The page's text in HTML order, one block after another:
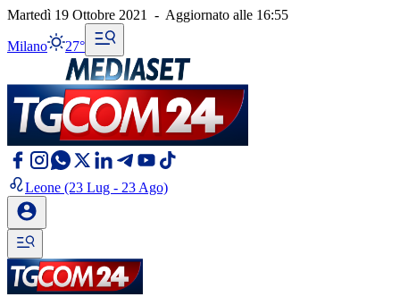
Martedì 19 Ottobre 2021 - Aggiornato alle 16:55
Milano 27°
Leone (23 Lug - 23 Ago)